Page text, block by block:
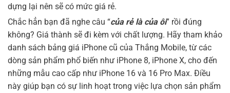
dựng lại nên sẽ có mức giá rẻ.
Chắc hẳn bạn đã nghe câu “của rẻ là của ôi” rồi đúng
không? Giá thành sẽ đi kèm với chất lượng. Hãy tham khảo
danh sách bảng giá iPhone cũ của Thắng Mobile, từ các
dòng sản phẩm phổ biến như iPhone 8, iPhone X, cho đến
những mẫu cao cấp như iPhone 16 và 16 Pro Max. Điều
này giúp bạn có sự linh hoạt trong việc lựa chọn sản phẩm